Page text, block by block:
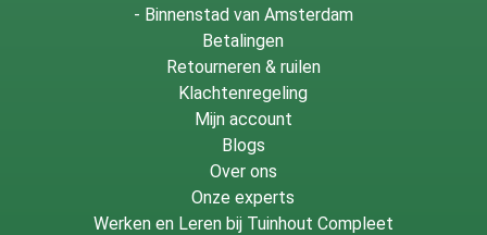
- Binnenstad van Amsterdam
Betalingen
Retourneren & ruilen
Klachtenregeling
Mijn account
Blogs
Over ons
Onze experts
Werken en Leren bij Tuinhout Compleet